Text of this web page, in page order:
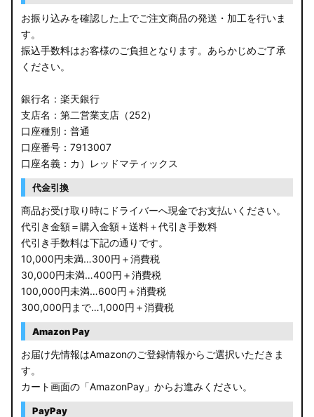
お振り込みを確認した上でご注文商品の発送・加工を行いま
す。
振込手数料はお客様のご負担となります。あらかじめご了承
ください。
銀行名：楽天銀行
支店名：第二営業支店（252）
口座種別：普通
口座番号：7913007
口座名義：カ）レッドマティックス
代金引換
商品お受け取り時にドライバーへ現金でお支払いください。
代引き金額＝購入金額＋送料＋代引き手数料
代引き手数料は下記の通りです。
10,000円未満…300円＋消費税
30,000円未満…400円＋消費税
100,000円未満…600円＋消費税
300,000円まで…1,000円＋消費税
Amazon Pay
お届け先情報はAmazonのご登録情報からご選択いただきま
す。
カート画面の「AmazonPay」からお進みください。
PayPay